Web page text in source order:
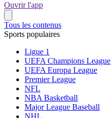
Ouvrir l'app
Tous les contenus
Sports populaires
Ligue 1
UEFA Champions League
UEFA Europa League
Premier League
NFL
NBA Basketball
Major League Baseball
NHL